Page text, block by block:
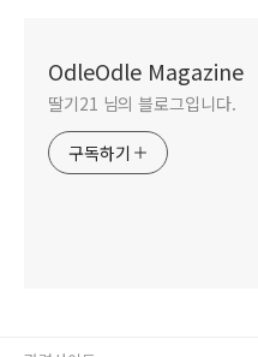
OdleOdle Magazine
딸기21 님의 블로그입니다.
구독하기